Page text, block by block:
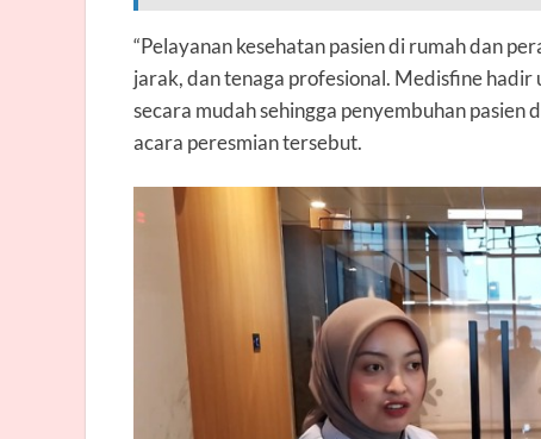
“Pelayanan kesehatan pasien di rumah dan
jarak, dan tenaga profesional. Medisfine
secara mudah sehingga penyembuhan pasien
acara peresmian tersebut.